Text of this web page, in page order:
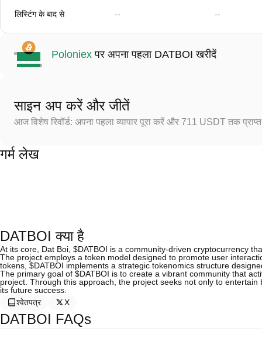
लिस्टिंग के बाद से -- --
Poloniex पर अपना पहला DATBOI खरीदें
साइन अप करें और जीतें
आज विशेष रिवॉर्ड: अपना पहला व्यापार पूरा करें और 711 USDT तक
गर्म लेख
DATBOI क्या है
At its core, Dat Boi, $DATBOI is a community-driven cryptocurrency
The project employs a token model designed to promote user
tokens, $DATBOI implements a strategic tokenomics structure
The primary goal of $DATBOI is to create a vibrant community that
project. Through this approach, the project seeks not only to
its future success.
श्वेतपत्र
X
DATBOI FAQs